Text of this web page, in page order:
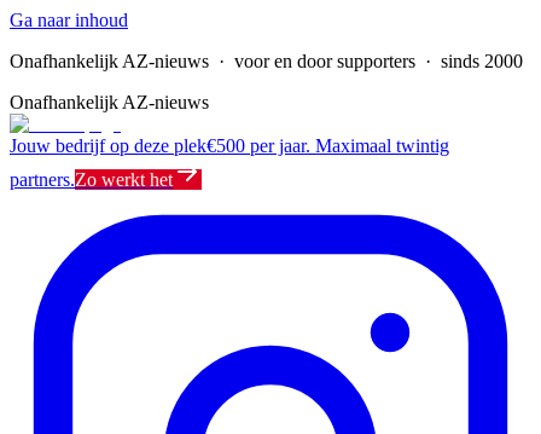
Ga naar inhoud
Onafhankelijk AZ-nieuws · voor en door supporters · sinds 2000
Onafhankelijk AZ-nieuws
Jouw bedrijf op deze plek€500 per jaar. Maximaal twintig
partners.Zo werkt het